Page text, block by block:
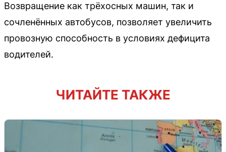
Возвращение как трёхосных машин, так и
сочленённых автобусов, позволяет увеличить
провозную способность в условиях дефицита
водителей.
ЧИТАЙТЕ ТАКЖЕ